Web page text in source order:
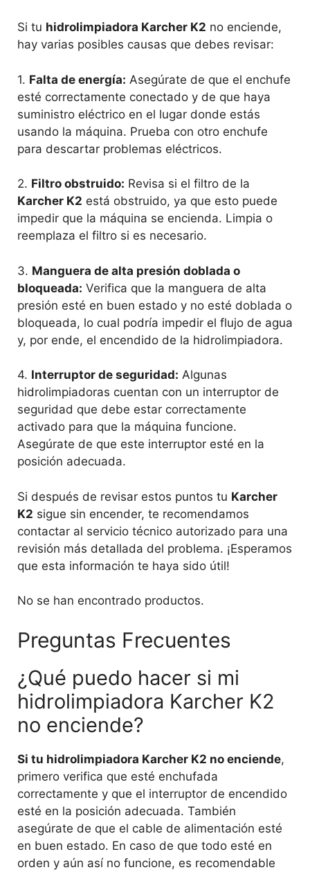
Si tu hidrolimpiadora Karcher K2 no enciende,
hay varias posibles causas que debes revisar:
1. Falta de energía: Asegúrate de que el enchufe
esté correctamente conectado y de que haya
suministro eléctrico en el lugar donde estás
usando la máquina. Prueba con otro enchufe
para descartar problemas eléctricos.
2. Filtro obstruido: Revisa si el filtro de la
Karcher K2 está obstruido, ya que esto puede
impedir que la máquina se encienda. Limpia o
reemplaza el filtro si es necesario.
3. Manguera de alta presión doblada o
bloqueada: Verifica que la manguera de alta
presión esté en buen estado y no esté doblada o
bloqueada, lo cual podría impedir el flujo de agua
y, por ende, el encendido de la hidrolimpiadora.
4. Interruptor de seguridad: Algunas
hidrolimpiadoras cuentan con un interruptor de
seguridad que debe estar correctamente
activado para que la máquina funcione.
Asegúrate de que este interruptor esté en la
posición adecuada.
Si después de revisar estos puntos tu Karcher
K2 sigue sin encender, te recomendamos
contactar al servicio técnico autorizado para una
revisión más detallada del problema. ¡Esperamos
que esta información te haya sido útil!
No se han encontrado productos.
Preguntas Frecuentes
¿Qué puedo hacer si mi
hidrolimpiadora Karcher K2
no enciende?
Si tu hidrolimpiadora Karcher K2 no enciende,
primero verifica que esté enchufada
correctamente y que el interruptor de encendido
esté en la posición adecuada. También
asegúrate de que el cable de alimentación esté
en buen estado. En caso de que todo esté en
orden y aún así no funcione, es recomendable